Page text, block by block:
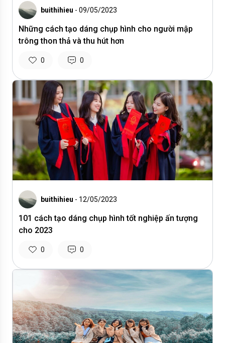
buithihieu - 09/05/2023
Những cách tạo dáng chụp hình cho người mập
trông thon thả và thu hút hơn
0 0
buithihieu - 12/05/2023
101 cách tạo dáng chụp hình tốt nghiệp ấn tượng
cho 2023
0 0